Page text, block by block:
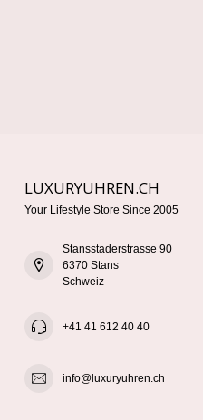
LUXURYUHREN.CH
Your Lifestyle Store Since 2005
Stansstaderstrasse 90
6370 Stans
Schweiz
+41 41 612 40 40
info@luxuryuhren.ch